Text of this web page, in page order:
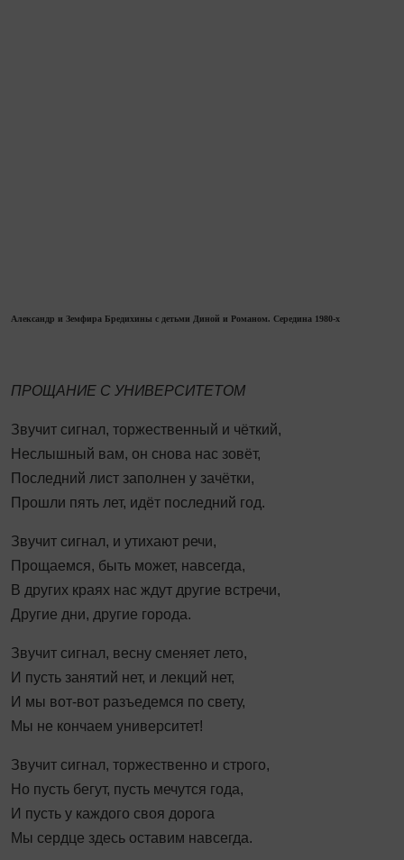
Александр и Земфира Бредихины с детьми Диной и Романом. Середина 1980-х
ПРОЩАНИЕ С УНИВЕРСИТЕТОМ
Звучит сигнал, торжественный и чёткий,
Неслышный вам, он снова нас зовёт,
Последний лист заполнен у зачётки,
Прошли пять лет, идёт последний год.
Звучит сигнал, и утихают речи,
Прощаемся, быть может, навсегда,
В других краях нас ждут другие встречи,
Другие дни, другие города.
Звучит сигнал, весну сменяет лето,
И пусть занятий нет, и лекций нет,
И мы вот-вот разъедемся по свету,
Мы не кончаем университет!
Звучит сигнал, торжественно и строго,
Но пусть бегут, пусть мечутся года,
И пусть у каждого своя дорога
Мы сердце здесь оставим навсегда.